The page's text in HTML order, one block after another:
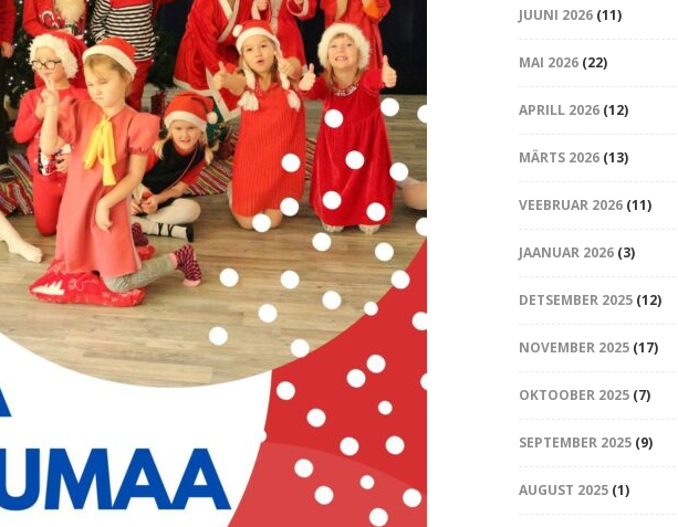
JUUNI 2026(11)
MAI 2026(22)
APRILL 2026(12)
MÄRTS 2026(13)
VEEBRUAR 2026(11)
JAANUAR 2026(3)
DETSEMBER 2025(12)
NOVEMBER 2025(17)
OKTOOBER 2025(7)
SEPTEMBER 2025(9)
AUGUST 2025(1)